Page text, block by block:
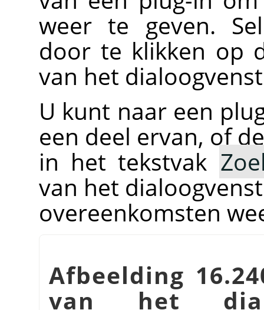
weer te geven.
door te klikken op
van het
U kunt naar een
een deel ervan, of
in het tekstvak
van het
overeenkomsten
Afbeelding
van het